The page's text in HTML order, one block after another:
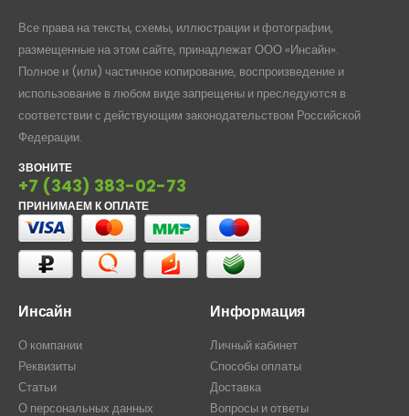
Все права на тексты, схемы, иллюстрации и фотографии,
размещенные на этом сайте, принадлежат ООО «Инсайн».
Полное и (или) частичное копирование, воспроизведение и
использование в любом виде запрещены и преследуются в
соответствии с действующим законодательством Российской
Федерации.
ЗВОНИТЕ
+7 (343) 383-02-73
ПРИНИМАЕМ К ОПЛАТЕ
Инсайн
О компании
Реквизиты
Статьи
О персональных данных
Информация
Личный кабинет
Способы оплаты
Доставка
Вопросы и ответы